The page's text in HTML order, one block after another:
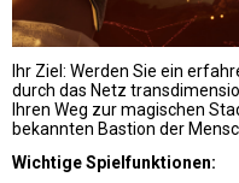
Ihr Ziel: Werden Sie ein
durch das Netz
Ihren Weg zur magischen
bekannten Bastion der
Wichtige Spielfunktionen: